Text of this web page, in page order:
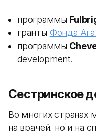
программы
гранты Фонда Ага
программы
development.
Сестринское
Во многих странах
на врачей, но и на